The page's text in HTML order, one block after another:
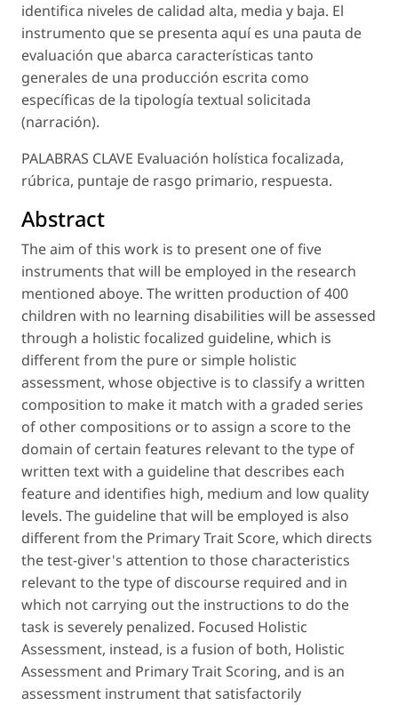
identifica niveles de calidad alta, media y baja. El
instrumento que se presenta aquí es una pauta de
evaluación que abarca características tanto
generales de una producción escrita como
específicas de la tipología textual solicitada
(narración).
PALABRAS CLAVE Evaluación holística focalizada,
rúbrica, puntaje de rasgo primario, respuesta.
Abstract
The aim of this work is to present one of five
instruments that will be employed in the research
mentioned aboye. The written production of 400
children with no learning disabilities will be assessed
through a holistic focalized guideline, which is
different from the pure or simple holistic
assessment, whose objective is to classify a written
composition to make it match with a graded series
of other compositions or to assign a score to the
domain of certain features relevant to the type of
written text with a guideline that describes each
feature and identifies high, medium and low quality
levels. The guideline that will be employed is also
different from the Primary Trait Score, which directs
the test-giver's attention to those characteristics
relevant to the type of discourse required and in
which not carrying out the instructions to do the
task is severely penalized. Focused Holistic
Assessment, instead, is a fusion of both, Holistic
Assessment and Primary Trait Scoring, and is an
assessment instrument that satisfactorily